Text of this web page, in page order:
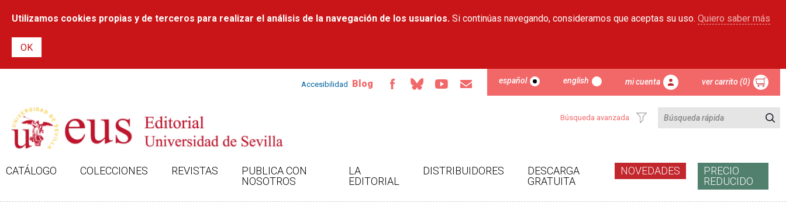
contenido
Utilizamos cookies propias y de terceros para realizar el análisis de la navegación de los usuarios. Si continúas navegando, consideramos que aceptas su uso. Quiero saber más
Accesibilidad Blog español english mi cuenta ver carrito (0)
Búsqueda avanzada
CATÁLOGO COLECCIONES REVISTAS
PUBLICA CON
NOSOTROS
LA
EDITORIAL
DISTRIBUIDORES
DESCARGA
GRATUITA
NOVEDADES
PRECIO
REDUCIDO